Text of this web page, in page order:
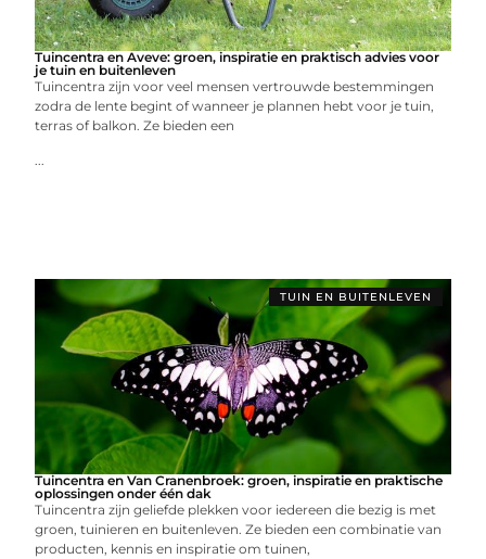
Tuincentra en Aveve: groen, inspiratie en praktisch advies voor
je tuin en buitenleven
Tuincentra zijn voor veel mensen vertrouwde bestemmingen
zodra de lente begint of wanneer je plannen hebt voor je tuin,
terras of balkon. Ze bieden een
...
TUIN EN BUITENLEVEN
Tuincentra en Van Cranenbroek: groen, inspiratie en praktische
oplossingen onder één dak
Tuincentra zijn geliefde plekken voor iedereen die bezig is met
groen, tuinieren en buitenleven. Ze bieden een combinatie van
producten, kennis en inspiratie om tuinen,